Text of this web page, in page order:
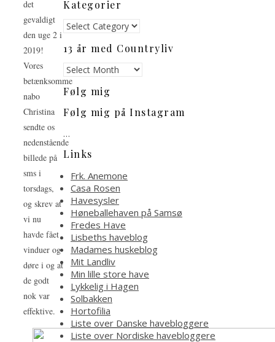
det
gevaldigt
den uge 2 i
2019!
Vores
betænksomme
nabo
Christina
sendte os
nedenstående
billede på
sms i
torsdags,
og skrev at
vi nu
havde fået
vinduer og
døre i og at
de godt
nok var
effektive.
Kategorier
Kategorier
13 år med Countryliv
13
år
med
Countryliv
Følg mig
Følg mig på Instagram
…
Links
Frk. Anemone
Casa Rosen
Havesysler
Høneballehaven på Samsø
Fredes Have
Lisbeths haveblog
Madames huskeblog
Mit Landliv
Min lille store have
Lykkelig i Hagen
Solbakken
Hortofilia
Liste over Danske havebloggere
Liste over Nordiske havebloggere